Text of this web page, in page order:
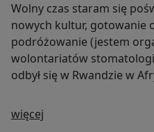
Wolny czas staram się
nowych kultur, gotowanie
podróżowanie (jestem
wolontariatów
odbył się w Rwandzie w
więcej